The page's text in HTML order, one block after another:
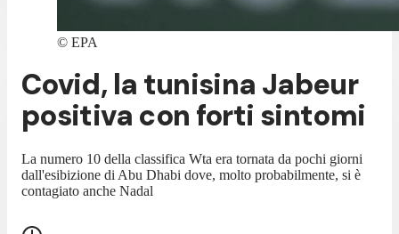
© EPA
Covid, la tunisina Jabeur
positiva con forti sintomi
La numero 10 della classifica Wta era tornata da pochi giorni
dall'esibizione di Abu Dhabi dove, molto probabilmente, si è
contagiato anche Nadal